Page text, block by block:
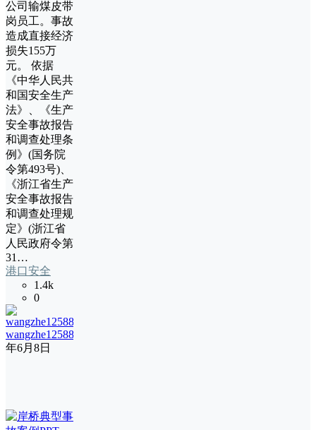
公司输煤皮带
岗员工。事故
造成直接经济
损失155万
元。 依据
《中华人民共
和国安全生产
法》、《生产
安全事故报告
和调查处理条
例》(国务院
令第493号)、
《浙江省生产
安全事故报告
和调查处理规
定》(浙江省
人民政府令第
31…
港口安全
1.4k
0
wangzhe12588
年6月8日